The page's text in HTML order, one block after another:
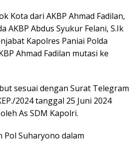
Kota dari AKBP Ahmad Fadilan,
AKBP Abdus Syukur Felani, S.Ik
Kapolres Paniai Polda
Ahmad Fadilan mutasi ke
sesuai dengan Surat Telegram
2024 tanggal 25 Juni 2024
As SDM Kapolri.
Pol Suharyono dalam